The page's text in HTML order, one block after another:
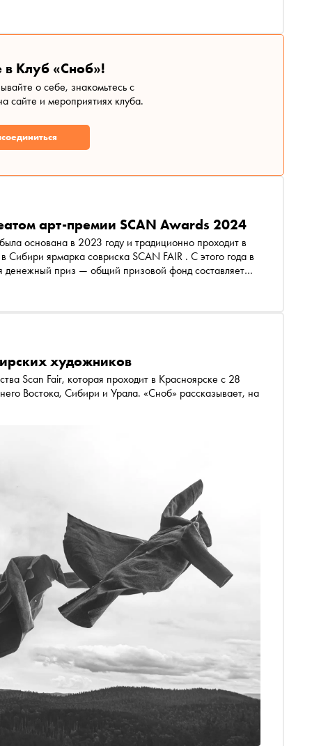
в Клуб «Сноб»!
о себе, знакомьтесь с
сайте и мероприятиях клуба.
арт-премии SCAN Awards 2024
основана в 2023 году и традиционно проходит в
денежный приз — общий призовой фонд составляет
художников
Scan Fair, которая проходит в Красноярске с 28
Востока, Сибири и Урала. «Сноб» рассказывает, на